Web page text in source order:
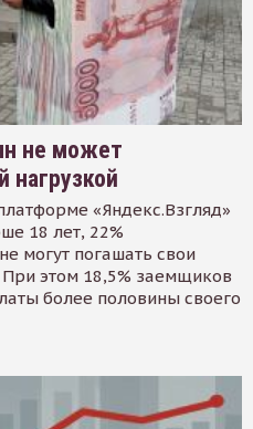
не может
нагрузкой
«Яндекс.Взгляд»
18 лет, 22%
могут погашать свои
этом 18,5% заемщиков
более половины своего